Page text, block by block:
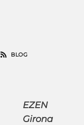
BLOG
EZEN
Girona